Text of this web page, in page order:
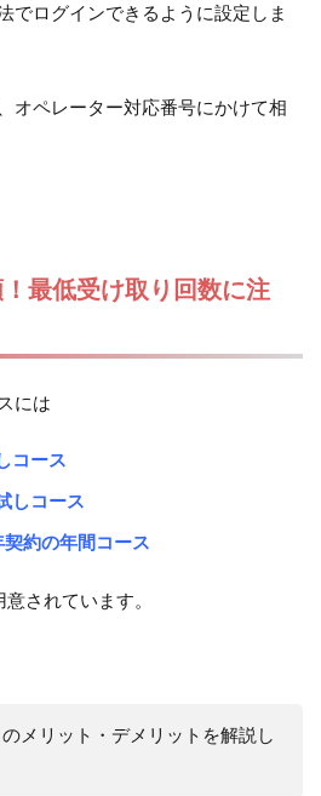
でログインできるように設定しま
オペレーター対応番号にかけて相
最低受け取り回数に注
には
コース
しコース
約の年間コース
されています。
メリット・デメリットを解説し